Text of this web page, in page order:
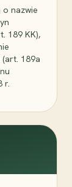
nazwie
189 KK),
189a
r.